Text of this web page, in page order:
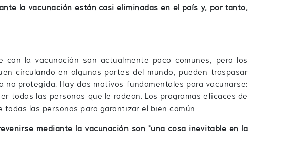
la vacunación están casi eliminadas en el país y, por tanto,
con la vacunación son actualmente poco comunes, pero los
circulando en algunas partes del mundo, pueden traspasar
protegida. Hay dos motivos fundamentales para vacunarse:
todas las personas que le rodean. Los programas eficaces de
las personas para garantizar el bien común.
mediante la vacunación son "una cosa inevitable en la